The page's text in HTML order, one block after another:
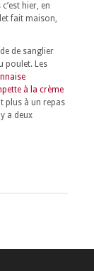
hier, en
fait maison,
de sanglier
poulet. Les
à la crème
plus à un repas
a deux